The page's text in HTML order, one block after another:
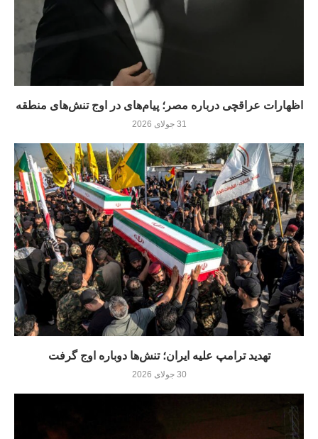
اظهارات عراقچی درباره مصر؛ پیام‌های در اوج تنش‌های منطقه
31 جولای 2026
تهدید ترامپ علیه ایران؛ تنش‌ها دوباره اوج گرفت
30 جولای 2026